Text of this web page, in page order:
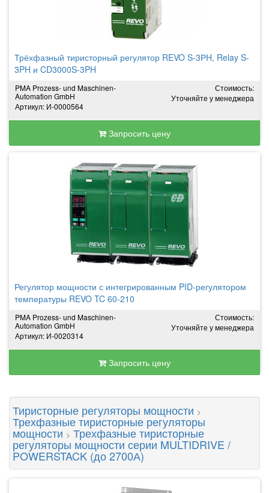
Трёхфазный тиристорный регулятор REVO S-3РH, Relay S-
3PH и CD3000S-3PH
PMA Prozess- und Maschinen-
Automation GmbH
Артикул: И-0000564
Стоимость:
Уточняйте у менеджера
Запросить цену
Регулятор мощности с интегрированным PID-регулятором
температуры REVO TC 60-210
PMA Prozess- und Maschinen-
Automation GmbH
Артикул: И-0020314
Стоимость:
Уточняйте у менеджера
Запросить цену
Тиристорные регуляторы мощности >
Трехфазные тиристорные регуляторы
мощности > Трехфазные тиристорные
регуляторы мощности серии MULTIDRIVE /
POWERSTACK (до 2700А)